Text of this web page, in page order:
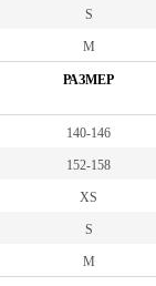
S
M
РАЗМЕР
140-146
152-158
XS
S
M